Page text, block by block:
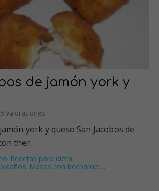
de jamón york y
5 Valoraciones
york y queso San Jacobos de
ther…
, Recetas para dieta,
, Masas con bechamel…